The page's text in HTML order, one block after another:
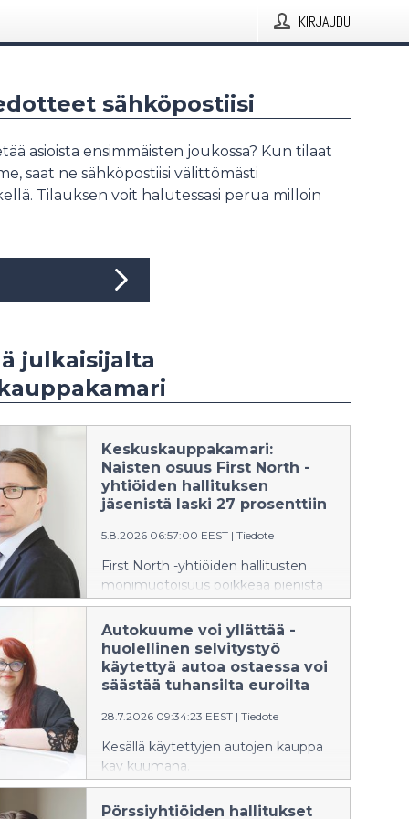
KIRJAUDU
sähköpostiisi
asioista ensimmäisten joukossa? Kun tilaat
saat ne sähköpostiisi välittömästi
Tilauksen voit halutessasi perua milloin
julkaisijalta
Keskuskauppakamari:
Naisten osuus First North -
yhtiöiden hallituksen
jäsenistä laski 27 prosenttiin
5.8.2026 06:57:00 EEST | Tiedote
First North -yhtiöiden hallitusten
monimuotoisuus poikkeaa pienistä
pörssiyhtiöistä
erityisesti hallituksen sukupuolijakauman,
hallituksen jäsenten taustojen sekä
toimikauden keston osalta. Tiedot
selviävät Keskuskauppakamarin
markkina on varsinaista pörssilistaa
kevyemmin säännelty
markkinapaikka.
Autokuume voi yllättää -
huolellinen selvitystyö
käytettyä autoa ostaessa voi
säästää tuhansilta euroilta
28.7.2026 09:34:23 EEST | Tiedote
Kesällä käytettyjen autojen kauppa
käy kuumana.
Keskuskauppakamarin hyväksymä
tavarantarkastaja (HTT) ja diplomi-
Pörssiyhtiöiden hallitukset